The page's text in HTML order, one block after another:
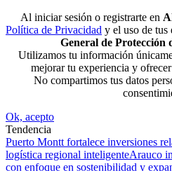
Al iniciar sesión o registrarte en
Política de Privacidad y el uso de tus
General de Protección
Utilizamos tu información
mejorar tu experiencia y
No compartimos tus datos
Ok, acepto
Tendencia
Puerto Montt fortalece inversiones
logística regional inteligenteArauco
con enfoque en sostenibilidad y